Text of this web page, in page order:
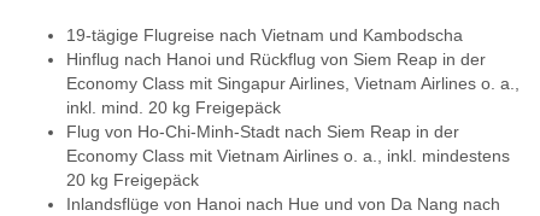
19-tägige Flugreise nach Vietnam und Kambodscha
Hinflug nach Hanoi und Rückflug von Siem Reap in der
Economy Class mit Singapur Airlines, Vietnam Airlines o. a.,
inkl. mind. 20 kg Freigepäck
Flug von Ho-Chi-Minh-Stadt nach Siem Reap in der
Economy Class mit Vietnam Airlines o. a., inkl. mindestens
20 kg Freigepäck
Inlandsflüge von Hanoi nach Hue und von Da Nang nach